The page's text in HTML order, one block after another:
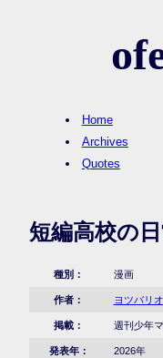
Home
Archives
Quotes
短編高校の
種別： 漫画
作者： ヨツバリオ
掲載： 週刊少年
発表年： 2026年